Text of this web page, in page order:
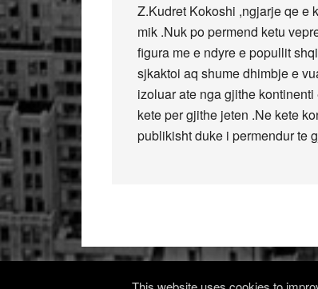
Z.Kudret Kokoshi ,ngjarje qe e
mik .Nuk po permend ketu
figura me e ndyre e popullit
sjkaktoi aq shume dhimbje e
izoluar ate nga gjithe
kete per gjithe jeten .Ne kete
publikisht duke i permendur te